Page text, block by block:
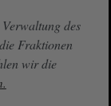
des
Fraktionen
wir die